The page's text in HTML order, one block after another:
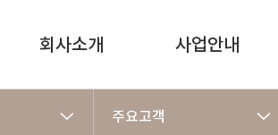
회사소개 사업안내
주요고객